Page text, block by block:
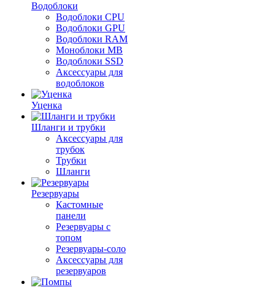
Водоблоки
Водоблоки CPU
Водоблоки GPU
Водоблоки RAM
Моноблоки MB
Водоблоки SSD
Аксессуары для
водоблоков
Уценка
Шланги и трубки
Аксессуары для
трубок
Трубки
Шланги
Резервуары
Кастомные
панели
Резервуары с
топом
Резервуары-соло
Аксессуары для
резервуаров